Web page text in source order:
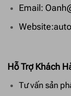
Email:
Hỗ Trợ Khách
Tư vấn sản